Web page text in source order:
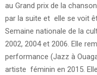
au Grand prix de la
par la suite et elle se voit
Semaine nationale de la
2002, 2004 et 2006. Elle
performance (Jazz à
artiste féminin en 2015.